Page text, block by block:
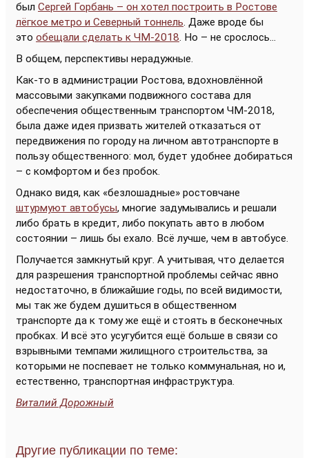
был Сергей Горбань – он хотел построить в Ростове
лёгкое метро и Северный тоннель. Даже вроде бы
это обещали сделать к ЧМ-2018. Но – не срослось...
В общем, перспективы нерадужные.
Как-то в администрации Ростова, вдохновлённой
массовыми закупками подвижного состава для
обеспечения общественным транспортом ЧМ-2018,
была даже идея призвать жителей отказаться от
передвижения по городу на личном автотранспорте в
пользу общественного: мол, будет удобнее добираться
– с комфортом и без пробок.
Однако видя, как «безлошадные» ростовчане
штурмуют автобусы, многие задумывались и решали
либо брать в кредит, либо покупать авто в любом
состоянии – лишь бы ехало. Всё лучше, чем в автобусе.
Получается замкнутый круг. А учитывая, что делается
для разрешения транспортной проблемы сейчас явно
недостаточно, в ближайшие годы, по всей видимости,
мы так же будем душиться в общественном
транспорте да к тому же ещё и стоять в бесконечных
пробках. И всё это усугубится ещё больше в связи со
взрывными темпами жилищного строительства, за
которыми не поспевает не только коммунальная, но и,
естественно, транспортная инфраструктура.
Виталий Дорожный
Другие публикации по теме: